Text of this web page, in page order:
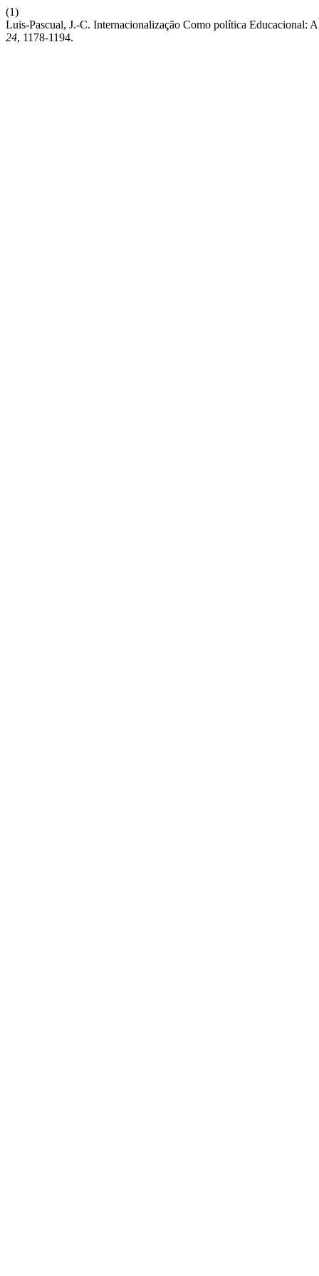
(1)
Luis-Pascual, J.-C. Internacionalização Como política Educacional:
24, 1178-1194.